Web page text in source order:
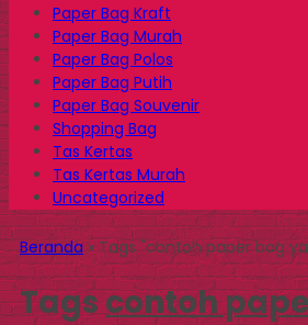
Paper Bag Kraft
Paper Bag Murah
Paper Bag Polos
Paper Bag Putih
Paper Bag Souvenir
Shopping Bag
Tas Kertas
Tas Kertas Murah
Uncategorized
Beranda»Tags "contoh paper bag
Tagscontoh